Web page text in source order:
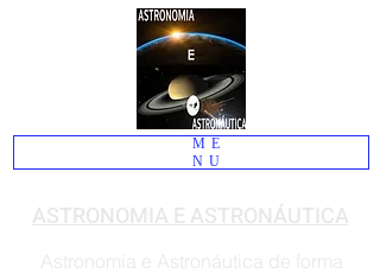
ASTRONOMIA E ASTRONÁUTICA
ME
NU
Astronomia e Astronáutica de forma